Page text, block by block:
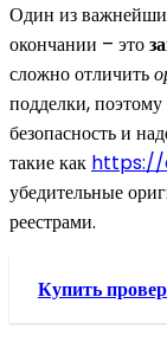
Один из
окончании – это
сложно отличить
подделки,
безопасность и
такие как https://
убедительные
реестрами.
Купить